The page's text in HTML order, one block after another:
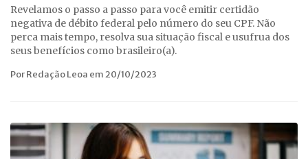
Revelamos o passo a passo para você emitir certidão
negativa de débito federal pelo número do seu CPF. Não
perca mais tempo, resolva sua situação fiscal e usufrua dos
seus benefícios como brasileiro(a).
Por Redação Leoa em 20/10/2023